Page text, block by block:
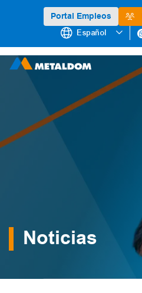
Portal Empleos
Español
Noticias